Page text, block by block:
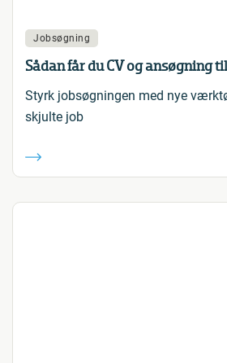
Jobsøgning
Sådan får du CV og ansøgning
Styrk jobsøgningen med nye
skjulte job